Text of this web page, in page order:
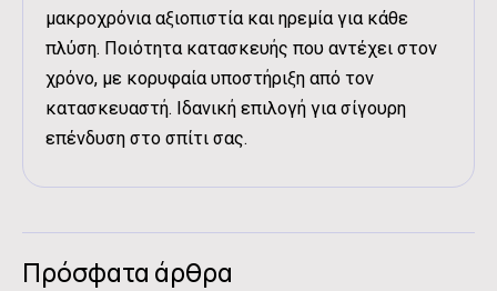
μακροχρόνια αξιοπιστία και ηρεμία για κάθε
πλύση. Ποιότητα κατασκευής που αντέχει στον
χρόνο, με κορυφαία υποστήριξη από τον
κατασκευαστή. Ιδανική επιλογή για σίγουρη
επένδυση στο σπίτι σας.
Πρόσφατα άρθρα